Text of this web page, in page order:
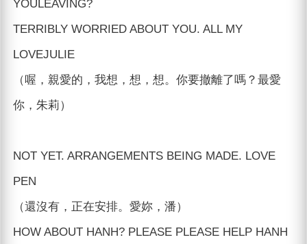
YOULEAVING?
TERRIBLY WORRIED ABOUT YOU. ALL MY
LOVEJULIE
（喔，親愛的，我想，想，想。你要撤離了嗎？最愛
你，朱莉）
NOT YET. ARRANGEMENTS BEING MADE. LOVE
PEN
（還沒有，正在安排。愛妳，潘）
HOW ABOUT HANH? PLEASE PLEASE HELP HANH